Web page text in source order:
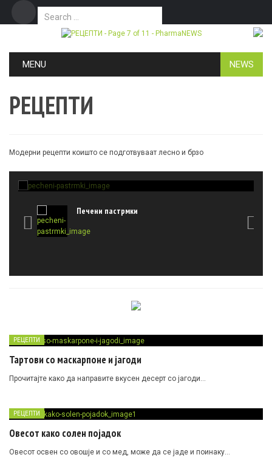
Search for:
MENU NEWS
РЕЦЕПТИ
Модерни рецепти коишто се подготвуваат лесно и брзо
Печени пастрмки
PharmaNEWS.mk - 20/10/2017
Печени пастрмки
 
РЕЦЕПТИ
Тартови со маскарпоне и јагоди
Прочитајте како да направите вкусен десерт со јагоди…
РЕЦЕПТИ
Овесот како солен појадок
Овесот освен со овошје и со мед, може да се јаде и поинаку…